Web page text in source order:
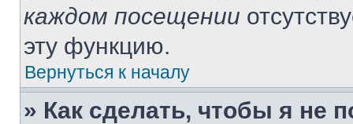
каждом посещении
эту функцию.
Вернуться к началу
» Как сделать, чтобы я не